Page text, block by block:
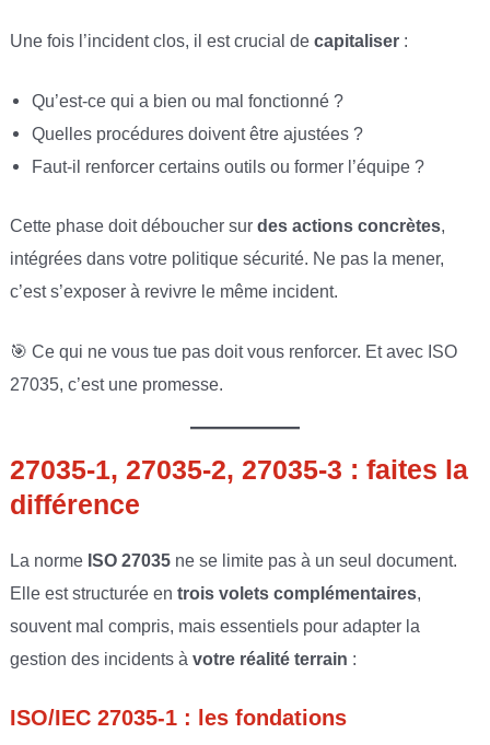
Une fois l’incident clos, il est crucial de capitaliser:
Qu’est-ce qui a bien ou mal fonctionné ?
Quelles procédures doivent être ajustées ?
Faut-il renforcer certains outils ou former l’équipe ?
Cette phase doit déboucher sur des actions concrètes,
intégrées dans votre politique sécurité. Ne pas la mener,
c’est s’exposer à revivre le même incident.
🎯 Ce qui ne vous tue pas doit vous renforcer. Et avec ISO
27035, c’est une promesse.
27035-1, 27035-2, 27035-3 : faites la
différence
La norme ISO 27035ne se limite pas à un seul document.
Elle est structurée en trois volets complémentaires,
souvent mal compris, mais essentiels pour adapter la
gestion des incidents à votre réalité terrain :
ISO/IEC 27035-1 : les fondations